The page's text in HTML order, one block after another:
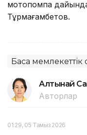
мотопомпа
Тұрмағамбетов.
Басқа
Алтынай
Авторлар
01:29, 05 Тамыз 2026